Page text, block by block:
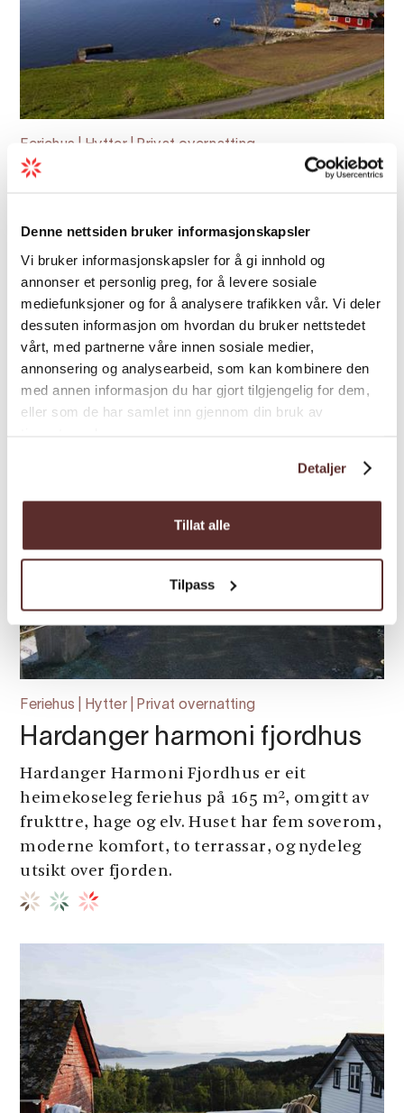
Denne nettsiden bruker informasjonskapsler
Vi bruker informasjonskapsler for å gi innhold og
annonser et personlig preg, for å levere sosiale
mediefunksjoner og for å analysere trafikken vår. Vi deler
dessuten informasjon om hvordan du bruker nettstedet
vårt, med partnerne våre innen sosiale medier,
annonsering og analysearbeid, som kan kombinere den
med annen informasjon du har gjort tilgjengelig for dem,
eller som de har samlet inn gjennom din bruk av
Detaljer
Tillat alle
Tilpass
Feriehus | Hytter | Privat overnatting
Naustferie
rorbu ved fjordkanten med utsikt over
Hardangerfjorden og Folgefonna.
Utleigeeininga har plass til 6-8 personar,
tilrettelagt for rullestolbrukarar, og
inkluderer kai og...
Feriehus | Hytter | Privat overnatting
Hardanger harmoni fjordhus
Hardanger Harmoni Fjordhus er eit
heimekoseleg feriehus på 165 m², omgitt av
frukttre, hage og elv. Huset har fem soverom,
moderne komfort, to terrassar, og nydeleg
utsikt over fjorden.